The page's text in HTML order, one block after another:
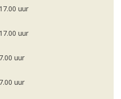
uur
uur
uur
uur